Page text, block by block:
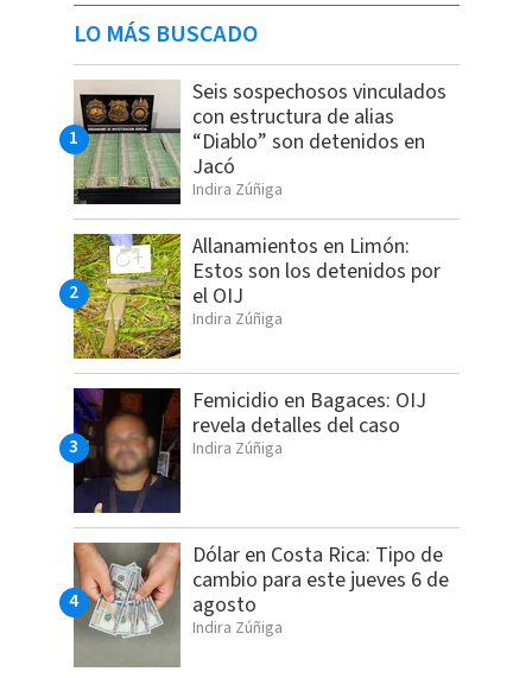
LO MÁS BUSCADO
Seis sospechosos vinculados
con estructura de alias
“Diablo” son detenidos en
Jacó
Indira Zúñiga
Allanamientos en Limón:
Estos son los detenidos por
el OIJ
Indira Zúñiga
Femicidio en Bagaces: OIJ
revela detalles del caso
Indira Zúñiga
Dólar en Costa Rica: Tipo de
cambio para este jueves 6 de
agosto
Indira Zúñiga